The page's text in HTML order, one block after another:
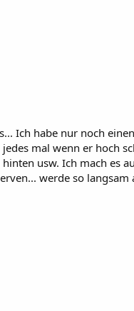
Ich habe nur noch
mal wenn er hoch
usw. Ich mach
werde so langsam